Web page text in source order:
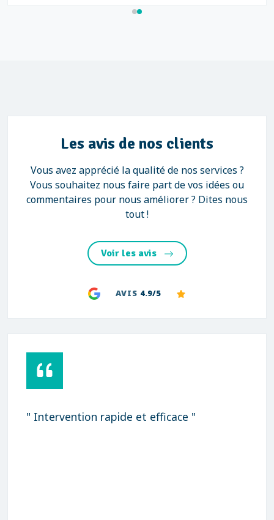
Les avis de nos clients
Vous avez apprécié la qualité de nos services ?
Vous souhaitez nous faire part de vos idées ou
commentaires pour nous améliorer ? Dites nous
tout !
Voir les avis
AVIS 4.9/5
" Intervention rapide et efficace "